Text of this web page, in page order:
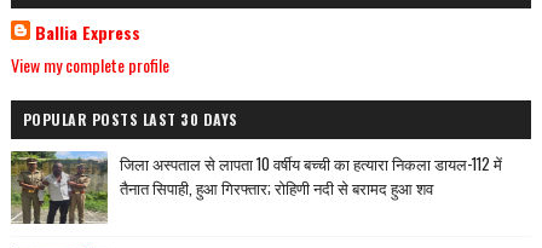
Ballia Express
View my complete profile
POPULAR POSTS LAST 30 DAYS
जिला अस्पताल से लापता 10 वर्षीय बच्ची का हत्यारा निकला डायल-112 में
तैनात सिपाही, हुआ गिरफ्तार; रोहिणी नदी से बरामद हुआ शव